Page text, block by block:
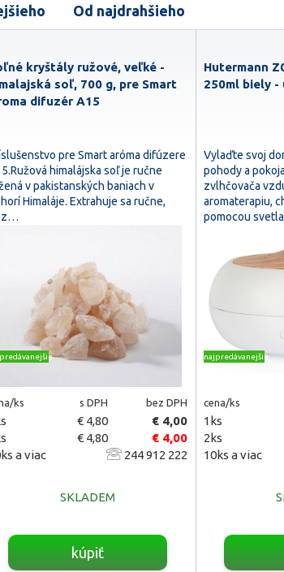
Od najdrahšieho
kryštály ružové, veľké -
soľ, 700 g, pre Smart
difuzér A15
pre Smart aróma difúzere
himalájska soľ je ručne
v pakistanských baniach v
Himaláje. Extrahuje sa ručne,
ks s DPH bez DPH
€ 4,80
€ 4,00
€ 4,80
€ 4,00
a viac
244 912 222
SKLADEM
kúpiť
Hutermann
250ml biely
Vylaďte svoj
pohody a
zvlhčovača
aromaterapiu,
pomocou
najpredávanejšie
cena/ks
1ks
2ks
10ks a viac